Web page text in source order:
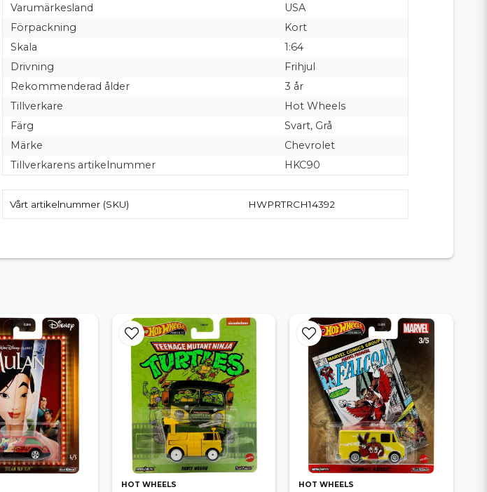
Varumärkesland
USA
Förpackning
Kort
Skala
1:64
Drivning
Frihjul
Rekommenderad ålder
3 år
Tillverkare
Hot Wheels
Färg
Svart, Grå
Märke
Chevrolet
Tillverkarens artikelnummer
HKC90
Vårt artikelnummer (SKU) HWPRTRCH14392
HOT WHEELS HOT WHEELS